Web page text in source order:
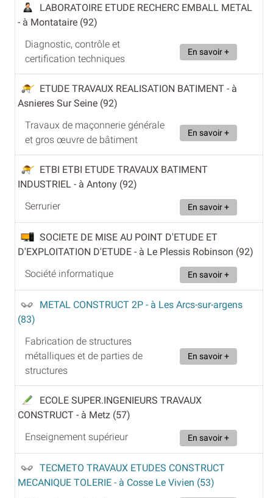
LABORATOIRE ETUDE RECHERC EMBALL METAL
- à Montataire (92)
Diagnostic, contrôle et
certification techniques
En savoir +
ETUDE TRAVAUX REALISATION BATIMENT - à
Asnieres Sur Seine (92)
Travaux de maçonnerie générale
et gros œuvre de bâtiment
En savoir +
ETBI ETBI ETUDE TRAVAUX BATIMENT
INDUSTRIEL - à Antony (92)
Serrurier
En savoir +
SOCIETE DE MISE AU POINT D'ETUDE ET
D'EXPLOITATION D'ETUDE - à Le Plessis Robinson (92)
Société informatique
En savoir +
METAL CONSTRUCT 2P - à Les Arcs-sur-argens
(83)
Fabrication de structures
métalliques et de parties de
structures
En savoir +
ECOLE SUPER.INGENIEURS TRAVAUX
CONSTRUCT - à Metz (57)
Enseignement supérieur
En savoir +
TECMETO TRAVAUX ETUDES CONSTRUCT
MECANIQUE TOLERIE - à Cosse Le Vivien (53)